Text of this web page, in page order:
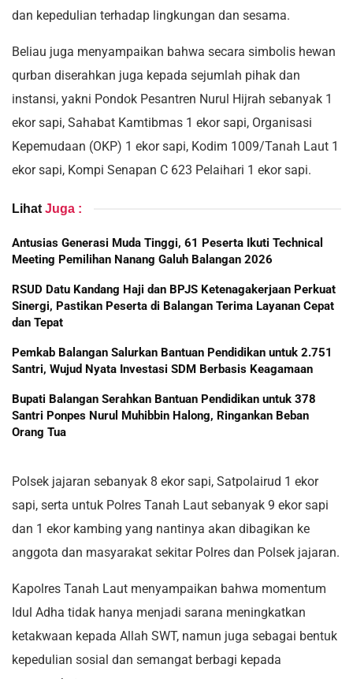
dan kepedulian terhadap lingkungan dan sesama.
Beliau juga menyampaikan bahwa secara simbolis hewan
qurban diserahkan juga kepada sejumlah pihak dan
instansi, yakni Pondok Pesantren Nurul Hijrah sebanyak 1
ekor sapi, Sahabat Kamtibmas 1 ekor sapi, Organisasi
Kepemudaan (OKP) 1 ekor sapi, Kodim 1009/Tanah Laut 1
ekor sapi, Kompi Senapan C 623 Pelaihari 1 ekor sapi.
Lihat Juga :
Antusias Generasi Muda Tinggi, 61 Peserta Ikuti Technical
Meeting Pemilihan Nanang Galuh Balangan 2026
RSUD Datu Kandang Haji dan BPJS Ketenagakerjaan Perkuat
Sinergi, Pastikan Peserta di Balangan Terima Layanan Cepat
dan Tepat
Pemkab Balangan Salurkan Bantuan Pendidikan untuk 2.751
Santri, Wujud Nyata Investasi SDM Berbasis Keagamaan
Bupati Balangan Serahkan Bantuan Pendidikan untuk 378
Santri Ponpes Nurul Muhibbin Halong, Ringankan Beban
Orang Tua
Polsek jajaran sebanyak 8 ekor sapi, Satpolairud 1 ekor
sapi, serta untuk Polres Tanah Laut sebanyak 9 ekor sapi
dan 1 ekor kambing yang nantinya akan dibagikan ke
anggota dan masyarakat sekitar Polres dan Polsek jajaran.
Kapolres Tanah Laut menyampaikan bahwa momentum
Idul Adha tidak hanya menjadi sarana meningkatkan
ketakwaan kepada Allah SWT, namun juga sebagai bentuk
kepedulian sosial dan semangat berbagi kepada